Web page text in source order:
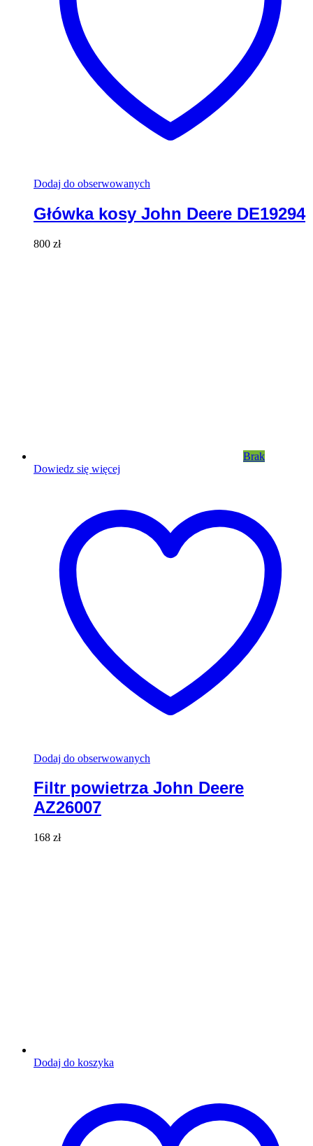
Dodaj do obserwowanych
Główka kosy John Deere DE19294
800 zł
Brak
Dowiedz się więcej
Dodaj do obserwowanych
Filtr powietrza John Deere
AZ26007
168 zł
Dodaj do koszyka